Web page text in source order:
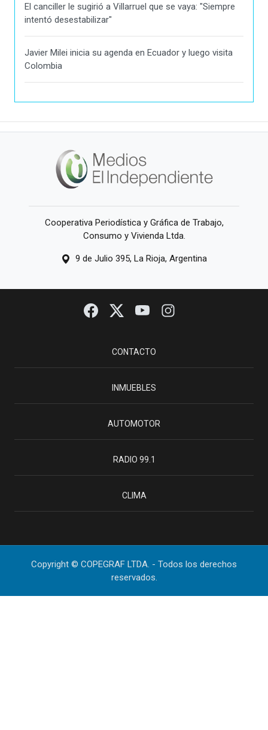
El canciller le sugirió a Villarruel que se vaya: "Siempre
intentó desestabilizar"
Javier Milei inicia su agenda en Ecuador y luego visita
Colombia
Cooperativa Periodística y Gráfica de Trabajo,
Consumo y Vivienda Ltda.
9 de Julio 395, La Rioja, Argentina
CONTACTO
INMUEBLES
AUTOMOTOR
RADIO 99.1
CLIMA
Copyright © COPEGRAF LTDA. - Todos los derechos
reservados.